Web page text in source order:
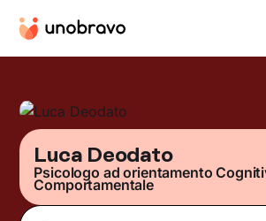
Luca Deodato
Psicologo ad orientamento
Comportamentale